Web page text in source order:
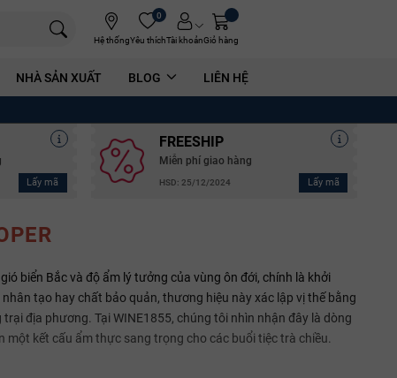
Hệ thống
0
Yêu thíchTài khoảnGiỏ hàng
NHÀ SẢN XUẤT BLOG LIÊN HỆ
Lấy mã
FREESHIP
Miễn phí giao hàng
HSD: 25/12/2024 Lấy mã
biển Bắc và độ ẩm lý tưởng của vùng ôn đới, chính là khởi
tạo hay chất bảo quản, thương hiệu này xác lập vị thế bằng
địa phương. Tại WINE1855, chúng tôi nhìn nhận đây là dòng
kết cấu ẩm thực sang trọng cho các buổi tiệc trà chiều.